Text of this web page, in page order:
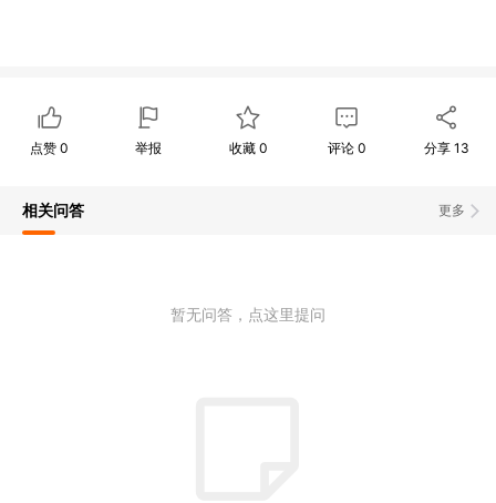
点赞0 举报 收藏 0 评论0 分享 13
更多
相关问答
暂无问答，点这里提问